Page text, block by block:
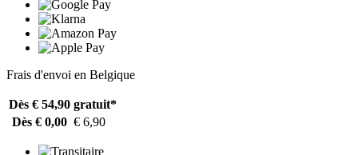
Frais d'envoi en Belgique
Dès € 54,90 gratuit*
Dès € 0,00 € 6,90